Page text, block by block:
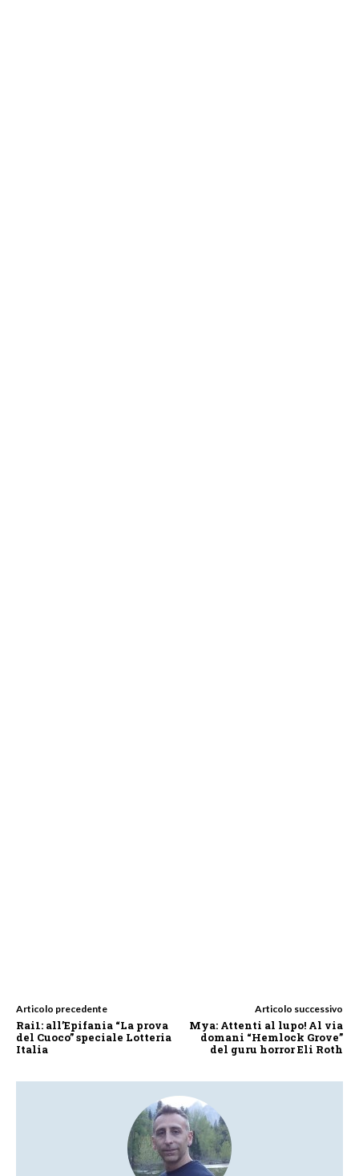
Articolo precedente
Rai1: all’Epifania “La prova
del Cuoco” speciale Lotteria
Italia
Articolo successivo
Mya: Attenti al lupo! Al via
domani “Hemlock Grove”
del guru horror Eli Roth